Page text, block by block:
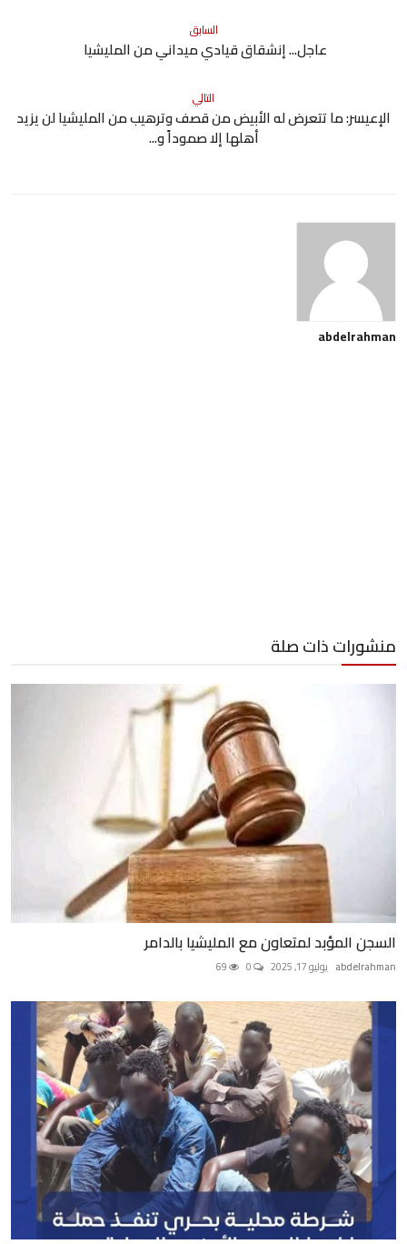
السابق
عاجل... إنشقاق قيادي ميداني من المليشيا
التالي
الإعيسر: ما تتعرض له الأبيض من قصف وترهيب من المليشيا لن يزيد
أهلها إلا صموداً و...
abdelrahman
منشورات ذات صلة
السجن المؤبد لمتعاون مع المليشيا بالدامر
abdelrahman يوليو 17, 2025